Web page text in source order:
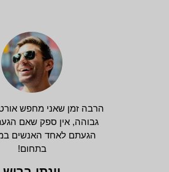
הרבה זמן שאני מחפש
גבוהה, אין ספק שאם
הגעתם לאחד האנשים
בתחום!